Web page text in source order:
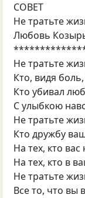
СОВЕТ
Не тратьте
Любовь
Не тратьте
Кто, видя
Кто убивал
С улыбкою
Не тратьте
Кто дружбу
На тех, кто
На тех, кто в
Не тратьте
Все то, что вы